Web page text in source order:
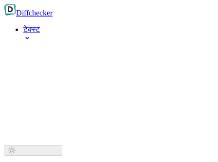
Diffchecker
टेक्स्ट